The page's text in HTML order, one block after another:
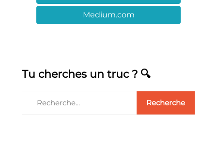
Medium.com
Tu cherches un truc ? 🔍